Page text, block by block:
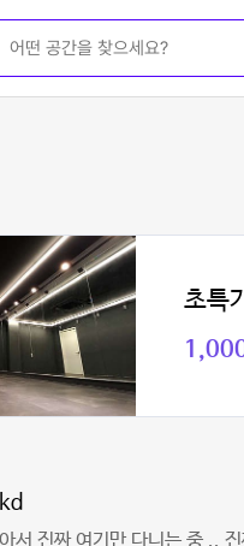
초특
서 진짜 여기만 다니는 중 ..